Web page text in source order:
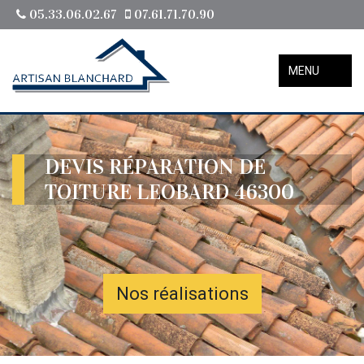
05.33.06.02.67 07.61.71.70.90
MENU
DEVIS RÉPARATION DE
TOITURE LEOBARD 46300
Nos réalisations